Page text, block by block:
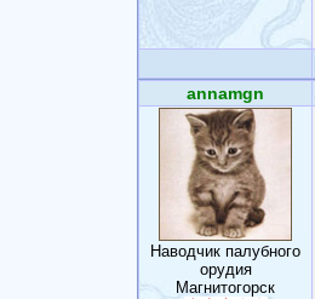
annamgn
Наводчик палубного
орудия
Магнитогорск